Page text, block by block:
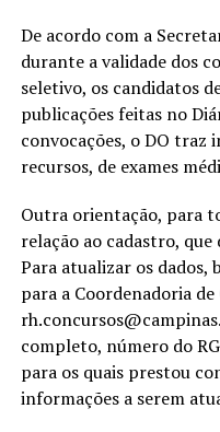
De acordo com a
durante a validade dos
seletivo, os candidatos
publicações feitas no
convocações, o DO traz
recursos, de exames
Outra orientação, para
relação ao cadastro,
Para atualizar os dados,
para a Coordenadoria de
completo, número do
para os quais prestou
informações a serem